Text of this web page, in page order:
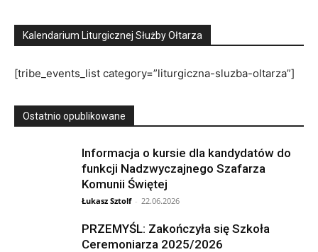
Kalendarium Liturgicznej Służby Ołtarza
[tribe_events_list category=”liturgiczna-sluzba-oltarza”]
Ostatnio opublikowane
Informacja o kursie dla kandydatów do
funkcji Nadzwyczajnego Szafarza
Komunii Świętej
Łukasz Sztolf - 22.06.2026
PRZEMYŚL: Zakończyła się Szkoła
Ceremoniarza 2025/2026